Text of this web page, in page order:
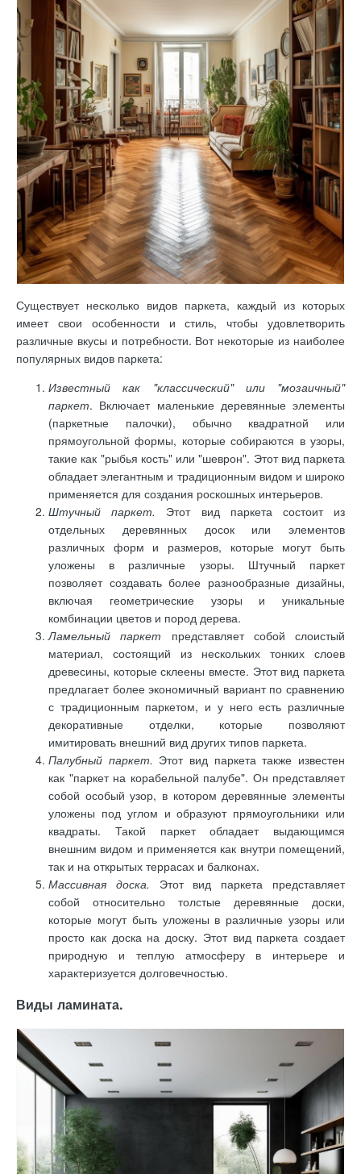
Существует несколько видов паркета, каждый из которых
имеет свои особенности и стиль, чтобы удовлетворить
различные вкусы и потребности. Вот некоторые из наиболее
популярных видов паркета:
Известный как "классический" или "мозаичный"
паркет. Включает маленькие деревянные элементы
(паркетные палочки), обычно квадратной или
прямоугольной формы, которые собираются в узоры,
такие как "рыбья кость" или "шеврон". Этот вид паркета
обладает элегантным и традиционным видом и широко
применяется для создания роскошных интерьеров.
Штучный паркет.
Этот вид паркета состоит из
отдельных деревянных досок или элементов
различных форм и размеров, которые могут быть
уложены в различные узоры. Штучный паркет
позволяет создавать более разнообразные дизайны,
включая геометрические узоры и уникальные
комбинации цветов и пород дерева.
Ламельный паркет представляет собой слоистый
материал, состоящий из нескольких тонких слоев
древесины, которые склеены вместе. Этот вид паркета
предлагает более экономичный вариант по сравнению
с традиционным паркетом, и у него есть различные
декоративные отделки, которые позволяют
имитировать внешний вид других типов паркета.
Палубный паркет. Этот вид паркета также известен
как "паркет на корабельной палубе". Он представляет
собой особый узор, в котором деревянные элементы
уложены под углом и образуют прямоугольники или
квадраты. Такой паркет обладает выдающимся
внешним видом и применяется как внутри помещений,
так и на открытых террасах и балконах.
Массивная доска. Этот вид паркета представляет
собой относительно толстые деревянные доски,
которые могут быть уложены в различные узоры или
просто как доска на доску. Этот вид паркета создает
природную и теплую атмосферу в интерьере и
характеризуется долговечностью.
Виды ламината.